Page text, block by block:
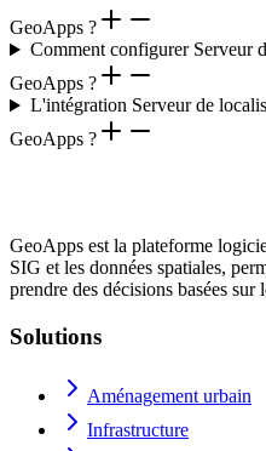
GeoApps ?
Comment configurer Serveur
GeoApps ?
L'intégration Serveur de
GeoApps ?
GeoApps est la plateforme
SIG et les données spatiales,
prendre des décisions basées sur
Solutions
Aménagement urbain
Infrastructure